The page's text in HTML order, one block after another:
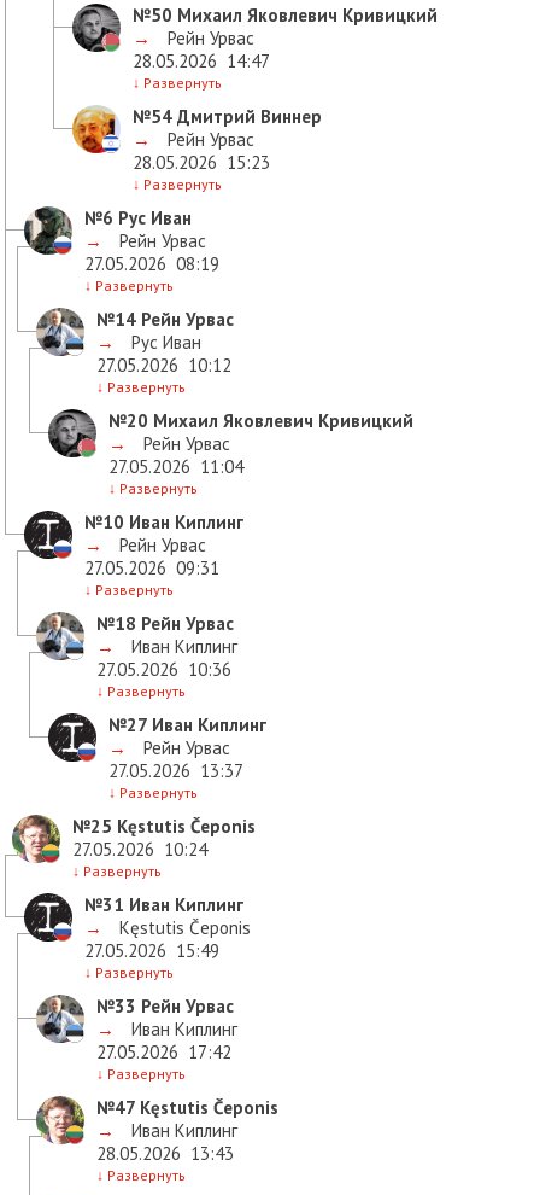
№50 Михаил Яковлевич Кривицкий
→
Рейн Урвас
28.05.2026 14:47
↓ Развернуть
№54 Дмитрий Виннер
→
Рейн Урвас
28.05.2026 15:23
↓ Развернуть
№6 Рус Иван
→
Рейн Урвас
27.05.2026 08:19
↓ Развернуть
№14 Рейн Урвас
→
Рус Иван
27.05.2026 10:12
↓ Развернуть
№20 Михаил Яковлевич Кривицкий
→
Рейн Урвас
27.05.2026 11:04
↓ Развернуть
№10 Иван Киплинг
→
Рейн Урвас
27.05.2026 09:31
↓ Развернуть
№18 Рейн Урвас
→
Иван Киплинг
27.05.2026 10:36
↓ Развернуть
№27 Иван Киплинг
→
Рейн Урвас
27.05.2026 13:37
↓ Развернуть
№25 Kęstutis Čeponis
27.05.2026 10:24
↓ Развернуть
№31 Иван Киплинг
→
Kęstutis Čeponis
27.05.2026 15:49
↓ Развернуть
№33 Рейн Урвас
→
Иван Киплинг
27.05.2026 17:42
↓ Развернуть
№47 Kęstutis Čeponis
→
Иван Киплинг
28.05.2026 13:43
↓ Развернуть